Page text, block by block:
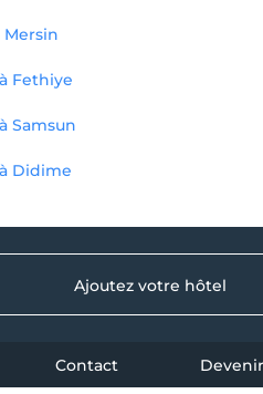
Mersin
Fethiye
Samsun
Didime
Ajoutez votre hôtel
Contact